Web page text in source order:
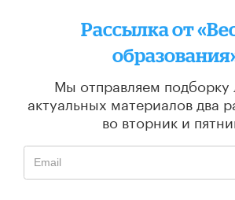
Рассылка от
Мы отправляем
актуальных материалов два
во вторник и